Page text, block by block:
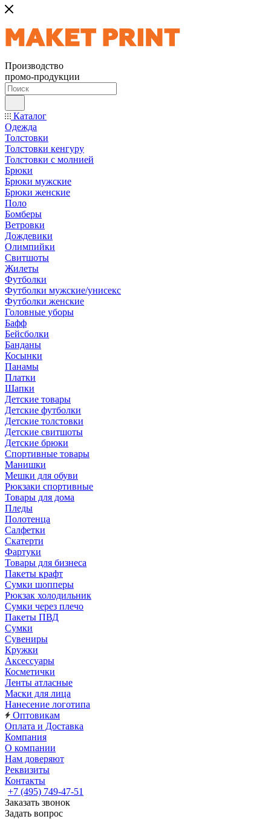
Производство
промо-продукции
Каталог
Одежда
Толстовки
Толстовки кенгуру
Толстовки с молнией
Брюки
Брюки мужские
Брюки женские
Поло
Бомберы
Ветровки
Дождевики
Олимпийки
Свитшоты
Жилеты
Футболки
Футболки мужские/унисекс
Футболки женские
Головные уборы
Бафф
Бейсболки
Банданы
Косынки
Панамы
Платки
Шапки
Детские товары
Детские футболки
Детские толстовки
Детские свитшоты
Детские брюки
Спортивные товары
Манишки
Мешки для обуви
Рюкзаки спортивные
Товары для дома
Пледы
Полотенца
Салфетки
Скатерти
Фартуки
Товары для бизнеса
Пакеты крафт
Сумки шопперы
Рюкзак холодильник
Сумки через плечо
Пакеты ПВД
Сумки
Сувениры
Кружки
Аксессуары
Косметички
Ленты атласные
Маски для лица
Нанесение логотипа
Оптовикам
Оплата и Доставка
Компания
О компании
Нам доверяют
Реквизиты
Контакты
+7 (495) 749-47-51
Заказать звонок
Задать вопрос